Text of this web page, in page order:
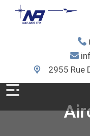
2955 Rue